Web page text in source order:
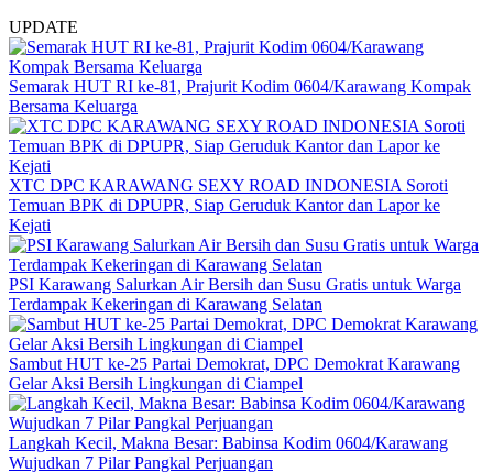
UPDATE
Semarak HUT RI ke-81, Prajurit Kodim 0604/Karawang Kompak
Bersama Keluarga
XTC DPC KARAWANG SEXY ROAD INDONESIA Soroti
Temuan BPK di DPUPR, Siap Geruduk Kantor dan Lapor ke
Kejati
PSI Karawang Salurkan Air Bersih dan Susu Gratis untuk Warga
Terdampak Kekeringan di Karawang Selatan
Sambut HUT ke-25 Partai Demokrat, DPC Demokrat Karawang
Gelar Aksi Bersih Lingkungan di Ciampel
Langkah Kecil, Makna Besar: Babinsa Kodim 0604/Karawang
Wujudkan 7 Pilar Pangkal Perjuangan